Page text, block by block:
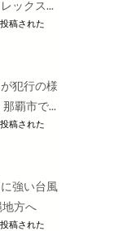
ックス...
稿された
犯行の様
覇市で...
稿された
強い台風
方へ
稿された